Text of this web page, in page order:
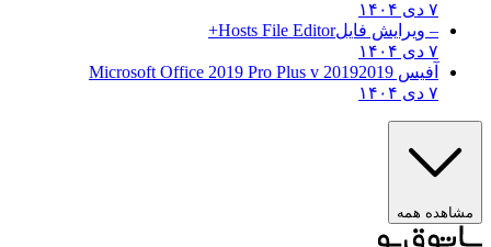
۷ دی ۱۴۰۴
– ویرایش فایلHosts File Editor+
۷ دی ۱۴۰۴
آفیس 2019 2019 Microsoft Office 2019 Pro Plus v
۷ دی ۱۴۰۴
مشاهده همه